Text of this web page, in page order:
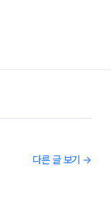
다른 글 보기 →